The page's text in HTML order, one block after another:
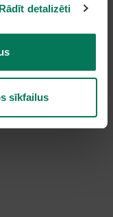
Rādīt detalizēti
sīkfailus